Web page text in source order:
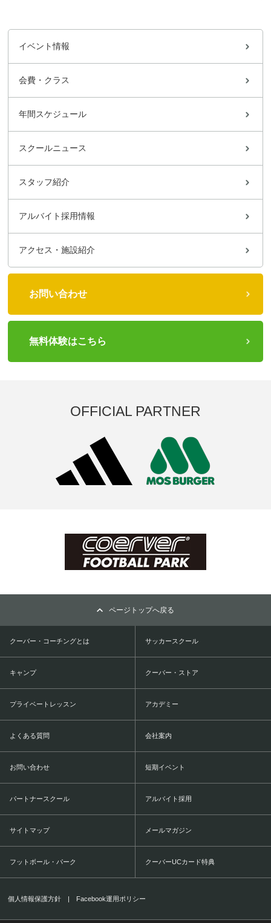
イベント情報
会費・クラス
年間スケジュール
スクールニュース
スタッフ紹介
アルバイト採用情報
アクセス・施設紹介
お問い合わせ
無料体験はこちら
OFFICIAL PARTNER
ページトップへ戻る
クーバー・コーチングとは サッカースクール
キャンプ クーバー・ストア
プライベートレッスン アカデミー
よくある質問 会社案内
お問い合わせ 短期イベント
パートナースクール アルバイト採用
サイトマップ メールマガジン
フットボール・パーク クーバーUCカード特典
個人情報保護方針 | Facebook運用ポリシー